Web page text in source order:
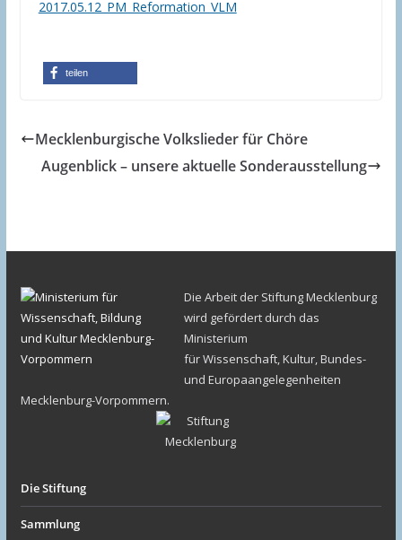
2017.05.12_PM_Reformation_VLM
teilen
Mecklenburgische Volkslieder für Chöre
Augenblick – unsere aktuelle Sonderausstellung
Die Arbeit der Stiftung Mecklenburg
wird gefördert durch das
Ministerium
für Wissenschaft, Kultur, Bundes-
und Europaangelegenheiten
Mecklenburg-Vorpommern.
Die Stiftung
Sammlung